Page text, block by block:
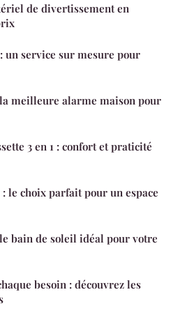
de divertissement en
service sur mesure pour
meilleure alarme maison pour
3 en 1 : confort et praticité
le choix parfait pour un espace
bain de soleil idéal pour votre
besoin : découvrez les